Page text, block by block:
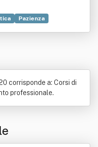
Pazienza
interpersonale
corrisponde a: Corsi di
professionale.